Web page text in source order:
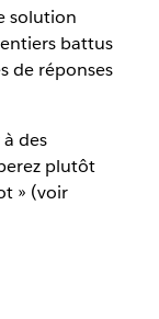
solution
battus
de réponses
des
plutôt
» (voir